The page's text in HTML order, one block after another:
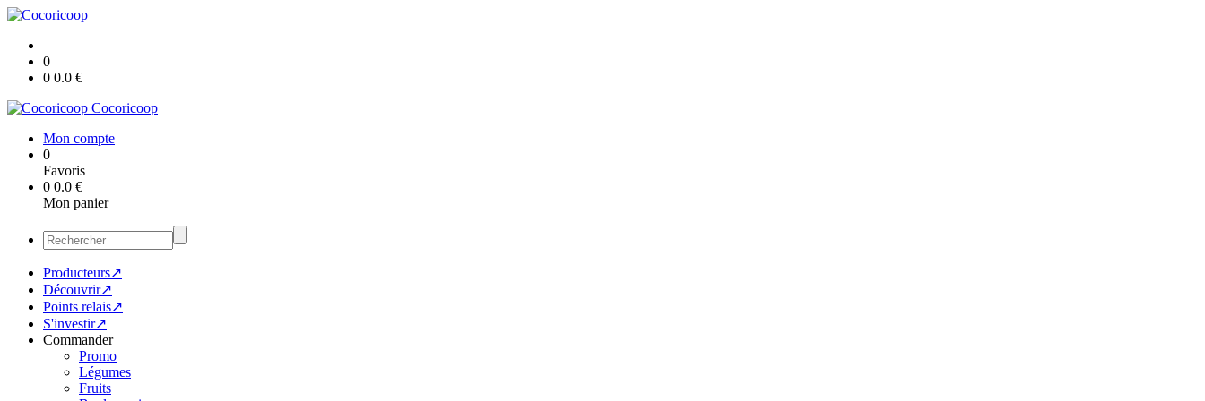
0
0 0.0 €
Cocoricoop
Mon compte
0
Favoris
0 0.0 €
Mon panier
Producteurs↗
Découvrir↗
Points relais↗
S'investir↗
Commander
Promo
Légumes
Fruits